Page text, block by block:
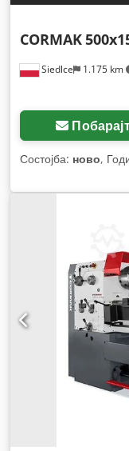
Siedlce 1.175 km
CORMAK
Состојба: ново,